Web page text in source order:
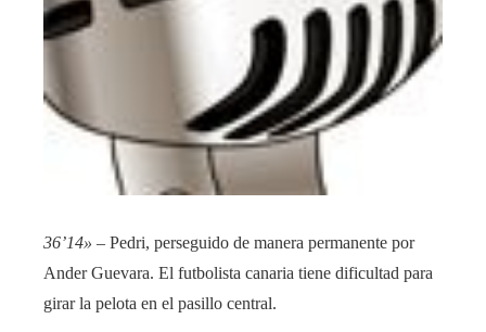
36’14» – Pedri, perseguido de manera permanente por
Ander Guevara. El futbolista canaria tiene dificultad para
girar la pelota en el pasillo central.